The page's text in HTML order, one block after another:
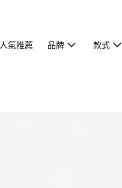
人氣推薦 品牌 款式